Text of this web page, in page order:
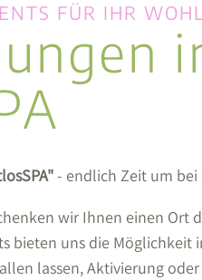
FÜR IHR
- endlich Zeit um
wir Ihnen einen Ort
bieten uns die
lassen, Aktivierung